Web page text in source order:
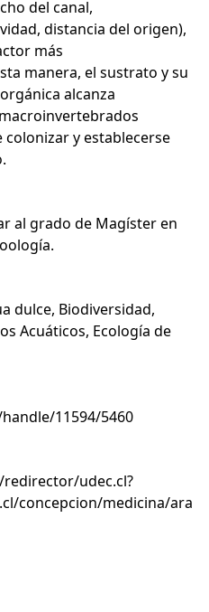
del canal,
distancia del origen),
más
manera, el sustrato y su
alcanza
y establecerse
al grado de Magíster en
dulce, Biodiversidad,
Acuáticos, Ecología de
11594/5460
udec.cl?
concepcion/medicina/ara